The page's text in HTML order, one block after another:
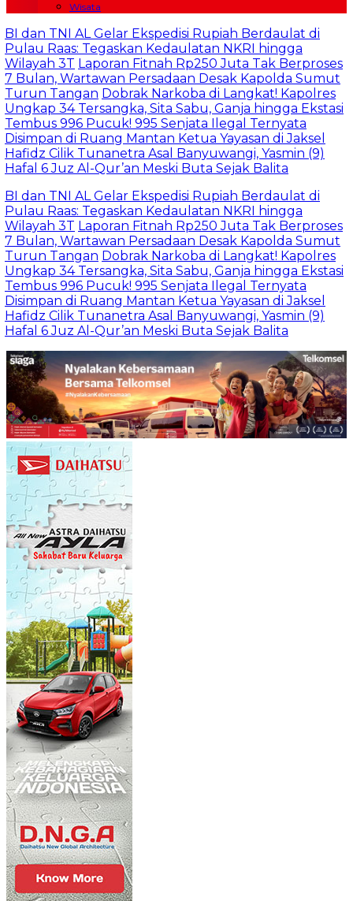
Wisata
AL Gelar Ekspedisi Rupiah Berdaulat di
Tegaskan Kedaulatan NKRI hingga
Laporan Fitnah Rp250 Juta Tak Berproses
Persadaan Desak Kapolda Sumut
Dobrak Narkoba di Langkat! Kapolres
Tersangka, Sita Sabu, Ganja hingga Ekstasi
Pucuk! 995 Senjata Ilegal Ternyata
di Ruang Mantan Ketua Yayasan di Jaksel
Tunanetra Asal Banyuwangi, Yasmin (9)
Al-Qur’an Meski Buta Sejak Balita
AL Gelar Ekspedisi Rupiah Berdaulat di
Tegaskan Kedaulatan NKRI hingga
Laporan Fitnah Rp250 Juta Tak Berproses
Persadaan Desak Kapolda Sumut
Dobrak Narkoba di Langkat! Kapolres
Tersangka, Sita Sabu, Ganja hingga Ekstasi
Pucuk! 995 Senjata Ilegal Ternyata
di Ruang Mantan Ketua Yayasan di Jaksel
Tunanetra Asal Banyuwangi, Yasmin (9)
Al-Qur’an Meski Buta Sejak Balita